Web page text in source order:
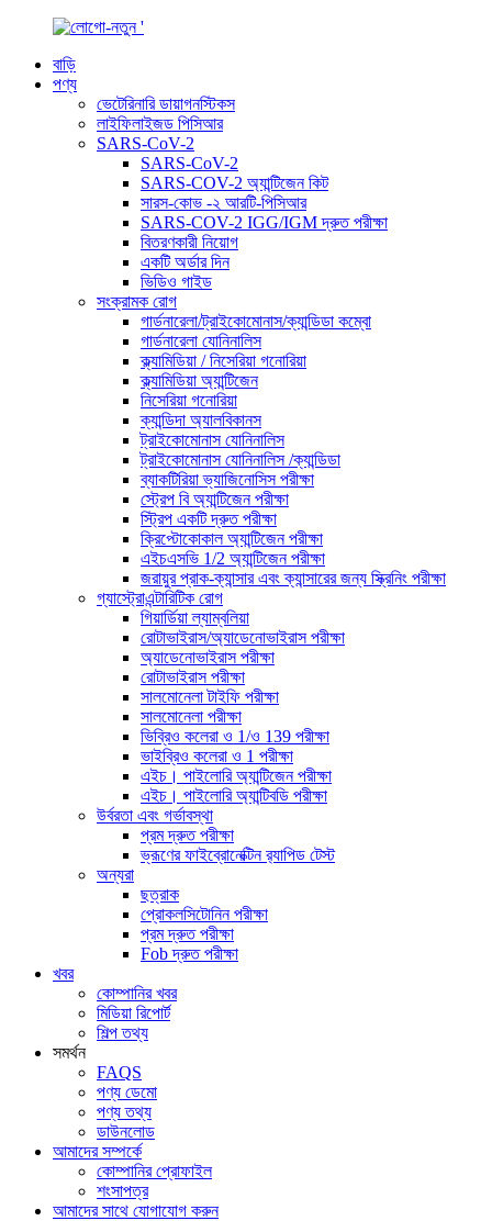
বাড়ি
পণ্য
ভেটেরিনারি ডায়াগনস্টিকস
লাইফিলাইজড পিসিআর
SARS-CoV-2
SARS-CoV-2
SARS-COV-2 অ্যান্টিজেন কিট
সারস-কোভ -২ আরটি-পিসিআর
SARS-COV-2 IGG/IGM দ্রুত পরীক্ষা
বিতরণকারী নিয়োগ
একটি অর্ডার দিন
ভিডিও গাইড
সংক্রামক রোগ
গার্ডনারেলা/ট্রাইকোমোনাস/ক্যান্ডিডা কম্বো
গার্ডনারেলা যোনিনালিস
ক্ল্যামিডিয়া / নিসেরিয়া গনোরিয়া
ক্ল্যামিডিয়া অ্যান্টিজেন
নিসেরিয়া গনোরিয়া
ক্যান্ডিদা অ্যালবিকানস
ট্রাইকোমোনাস যোনিনালিস
ট্রাইকোমোনাস যোনিনালিস /ক্যান্ডিডা
ব্যাকটিরিয়া ভ্যাজিনোসিস পরীক্ষা
স্ট্রেপ বি অ্যান্টিজেন পরীক্ষা
স্ট্রিপ একটি দ্রুত পরীক্ষা
ক্রিপ্টোকোকাল অ্যান্টিজেন পরীক্ষা
এইচএসভি 1/2 অ্যান্টিজেন পরীক্ষা
জরায়ুর প্রাক-ক্যান্সার এবং ক্যান্সারের জন্য স্ক্রিনিং পরীক্ষা
গ্যাস্ট্রোএন্টারিটিক রোগ
গিয়ার্ডিয়া ল্যাম্বলিয়া
রোটাভাইরাস/অ্যাডেনোভাইরাস পরীক্ষা
অ্যাডেনোভাইরাস পরীক্ষা
রোটাভাইরাস পরীক্ষা
সালমোনেলা টাইফি পরীক্ষা
সালমোনেলা পরীক্ষা
ভিব্রিও কলেরা ও 1/ও 139 পরীক্ষা
ভাইব্রিও কলেরা ও 1 পরীক্ষা
এইচ। পাইলোরি অ্যান্টিজেন পরীক্ষা
এইচ। পাইলোরি অ্যান্টিবডি পরীক্ষা
উর্বরতা এবং গর্ভাবস্থা
প্রম দ্রুত পরীক্ষা
ভ্রূণের ফাইব্রোনেক্টিন র‌্যাপিড টেস্ট
অন্যরা
ছত্রাক
প্রোকলসিটোনিন পরীক্ষা
প্রম দ্রুত পরীক্ষা
Fob দ্রুত পরীক্ষা
খবর
কোম্পানির খবর
মিডিয়া রিপোর্ট
শিল্প তথ্য
সমর্থন
FAQS
পণ্য ডেমো
পণ্য তথ্য
ডাউনলোড
আমাদের সম্পর্কে
কোম্পানির প্রোফাইল
শংসাপত্র
আমাদের সাথে যোগাযোগ করুন